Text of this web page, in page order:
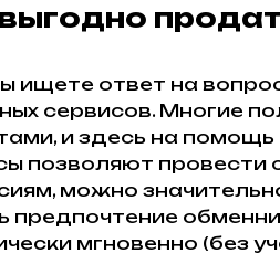
ищете ответ на
сервисов. Многие
и здесь на
позволяют провести
можно
предпочтение
мгновенно (без